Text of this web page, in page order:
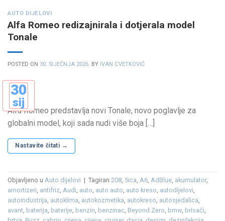
AUTO DIJELOVI
Alfa Romeo redizajnirala i dotjerala model
Tonale
POSTED ON 30. SIJEČNJA 2026. BY IVAN CVETKOVIĆ
30
sij
Alfa Romeo predstavlja novi Tonale, novo poglavlje za
globalni model, koji sada nudi više boja […]
Nastavite čitati →
Objavljeno u Auto dijelovi | Tagiran 208, 5ica, A6, AdBlue, akumulator,
amortizeri, antifriz, Audi, auto, auto auto, auto kreso, autodijelovi,
autoindustrija, autoklima, autokozmetika, autokreso, autosjedalica,
avant, baterija, baterije, benzin, benzinac, Beyond Zero, bmw, brisači,